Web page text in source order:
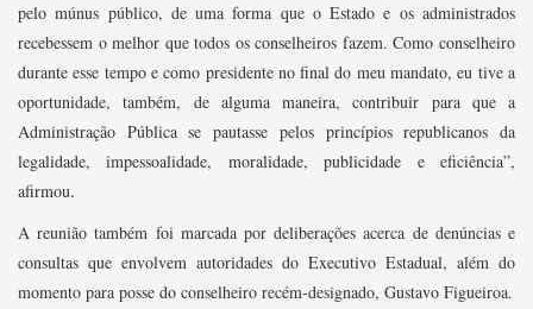
pelo múnus público, de uma forma que o Estado e os administrados
recebessem o melhor que todos os conselheiros fazem. Como conselheiro
durante esse tempo e como presidente no final do meu mandato, eu tive a
oportunidade, também, de alguma maneira, contribuir para que a
Administração Pública se pautasse pelos princípios republicanos da
legalidade, impessoalidade, moralidade, publicidade e eficiência”,
afirmou.
A reunião também foi marcada por deliberações acerca de denúncias e
consultas que envolvem autoridades do Executivo Estadual, além do
momento para posse do conselheiro recém-designado, Gustavo Figueiroa.